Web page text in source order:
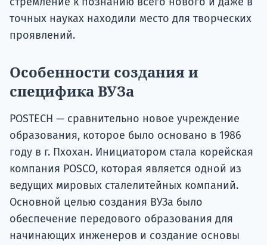
точных науках находили место для творческих
проявлений.
Особенности создания и
специфика ВУЗа
POSTECH — сравнительно новое учреждение
образования, которое было основано в 1986
году в г. Пхохан. Инициатором стала корейская
компания POSCO, которая является одной из
ведущих мировых сталелитейных компаний.
Основной целью создания ВУЗа было
обеспечение передового образования для
начинающих инженеров и создание основы